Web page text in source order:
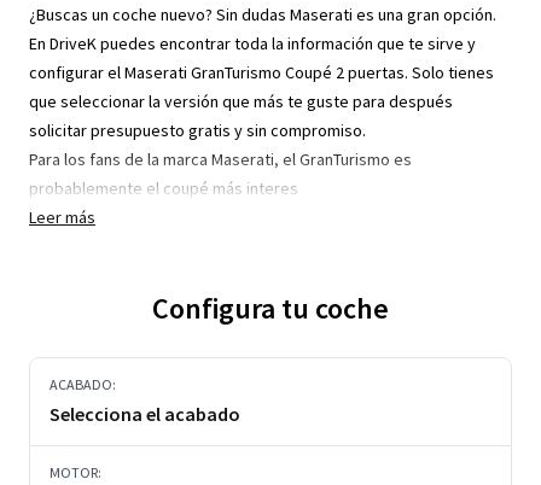
¿Buscas un coche nuevo? Sin dudas Maserati es una gran opción.
En DriveK puedes encontrar toda la información que te sirve y
configurar el Maserati GranTurismo Coupé 2 puertas. Solo tienes
que seleccionar la versión que más te guste para después
solicitar presupuesto gratis y sin compromiso.
Para los fans de la marca Maserati, el GranTurismo es
probablemente el coupé más interes
Leer más
Configura tu coche
ACABADO:
Selecciona el acabado
MOTOR: